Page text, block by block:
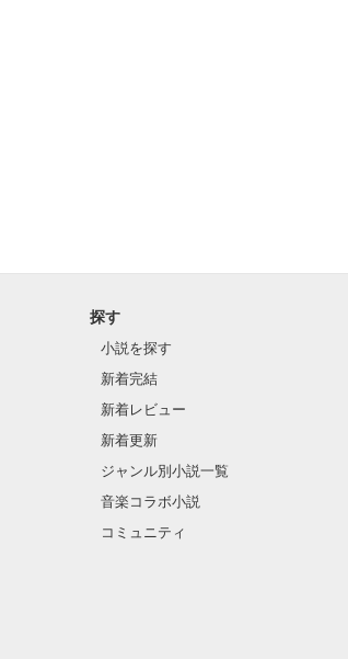
探す
小説を探す
新着完結
新着レビュー
新着更新
ジャンル別小説一覧
音楽コラボ小説
コミュニティ